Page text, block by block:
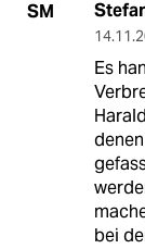
SM
Es
bei